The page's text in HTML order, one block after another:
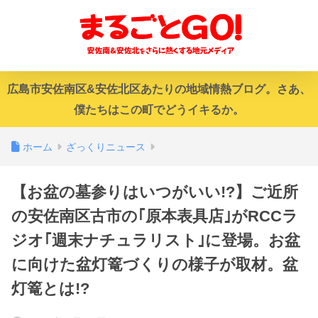
広島市安佐南区&安佐北区あたりの地域情熱ブログ。さあ、
僕たちはこの町でどうイキるか。
ホーム ざっくりニュース
【お盆の墓参りはいつがいい!?】ご近所
の安佐南区古市の｢原本表具店｣がRCCラ
ジオ｢週末ナチュラリスト｣に登場。お盆
に向けた盆灯篭づくりの様子が取材。盆
灯篭とは!?